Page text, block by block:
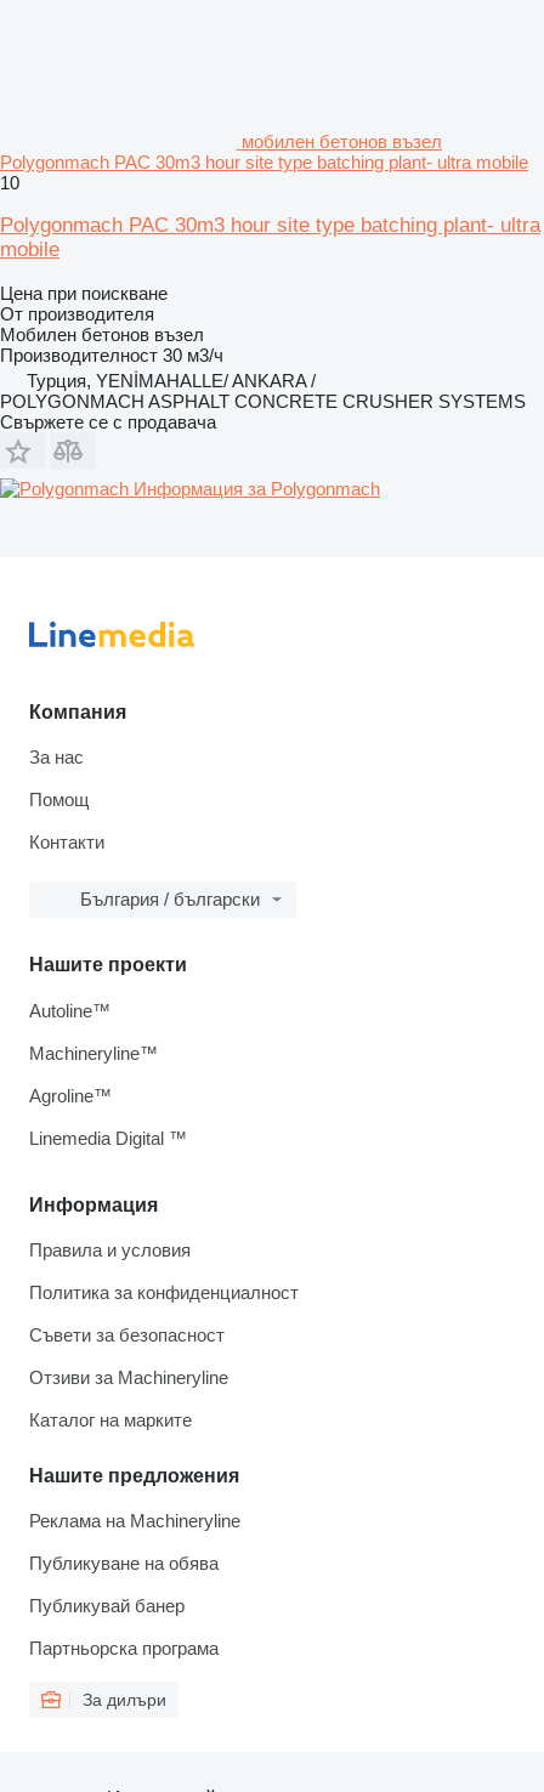
мобилен бетонов възел
Polygonmach PAC 30m3 hour site type batching plant- ultra mobile
10
Polygonmach PAC 30m3 hour site type batching plant- ultra
mobile
Цена при поискване
От производителя
Мобилен бетонов възел
Производителност 30 м3/ч
Турция, YENİMAHALLE/ ANKARA /
POLYGONMACH ASPHALT CONCRETE CRUSHER SYSTEMS
Свържете се с продавача
Информация за Polygonmach
Компания
За нас
Помощ
Контакти
България / български
Информация
Правила и условия
Политика за конфиденциалност
Съвети за безопасност
Отзиви за Machineryline
Каталог на марките
Нашите предложения
Реклама на Machineryline
Публикуване на обява
Публикувай банер
Партньорска програма
За дилъри
Нашите проекти
Autoline™
Machineryline™
Agroline™
Linemedia Digital ™